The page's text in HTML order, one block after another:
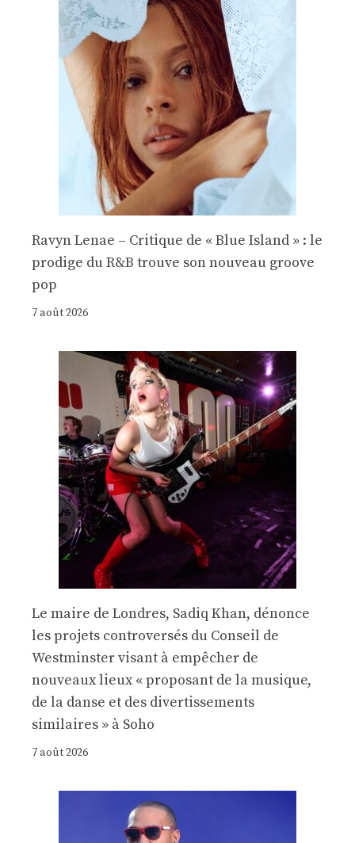
Ravyn Lenae – Critique de « Blue Island » : le
prodige du R&B trouve son nouveau groove
pop
7 août 2026
Le maire de Londres, Sadiq Khan, dénonce
les projets controversés du Conseil de
Westminster visant à empêcher de
nouveaux lieux « proposant de la musique,
de la danse et des divertissements
similaires » à Soho
7 août 2026